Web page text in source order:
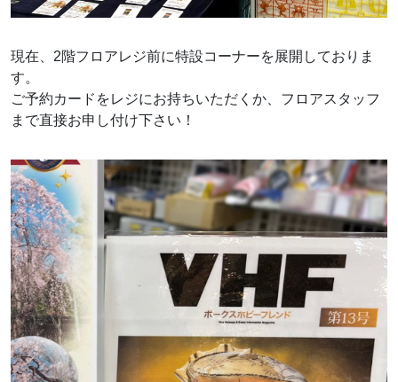
現在、2階フロアレジ前に特設コーナーを展開しておりま
す。
ご予約カードをレジにお持ちいただくか、フロアスタッフ
まで直接お申し付け下さい！